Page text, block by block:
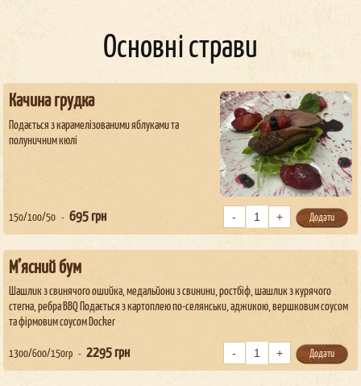
Основні страви
Качина грудка
Подається з карамелізованими яблуками та
полуничним кюлі
150/100/50 695 грн Додати
М’ясний бум
Шашлик з свинячого ошийка, медальйони з свинини, ростбіф, шашлик з курячого
стегна, ребра BBQ Подається з картоплею по-селянськи, аджикою, вершковим соусом
та фірмовим соусом Docker
1300/600/150гр 2295 грн Додати